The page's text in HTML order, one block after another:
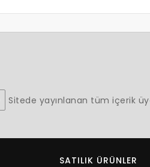
Sitede yayınlanan tüm içerik
SATILIK ÜRÜNLER